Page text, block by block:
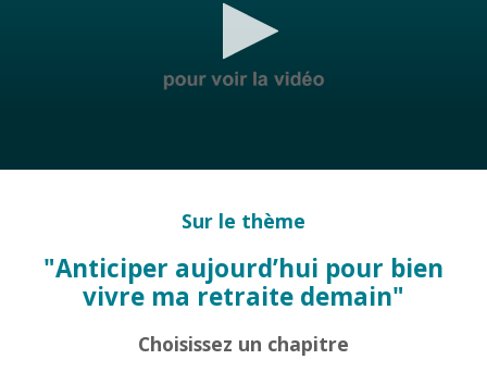
Comment organiser mon patrimoine en fonction de ma
0
Sur le thème
"Anticiper aujourd’hui pour bien
vivre ma retraite demain"
Choisissez un chapitre